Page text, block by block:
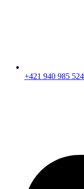
+421 940 985 524